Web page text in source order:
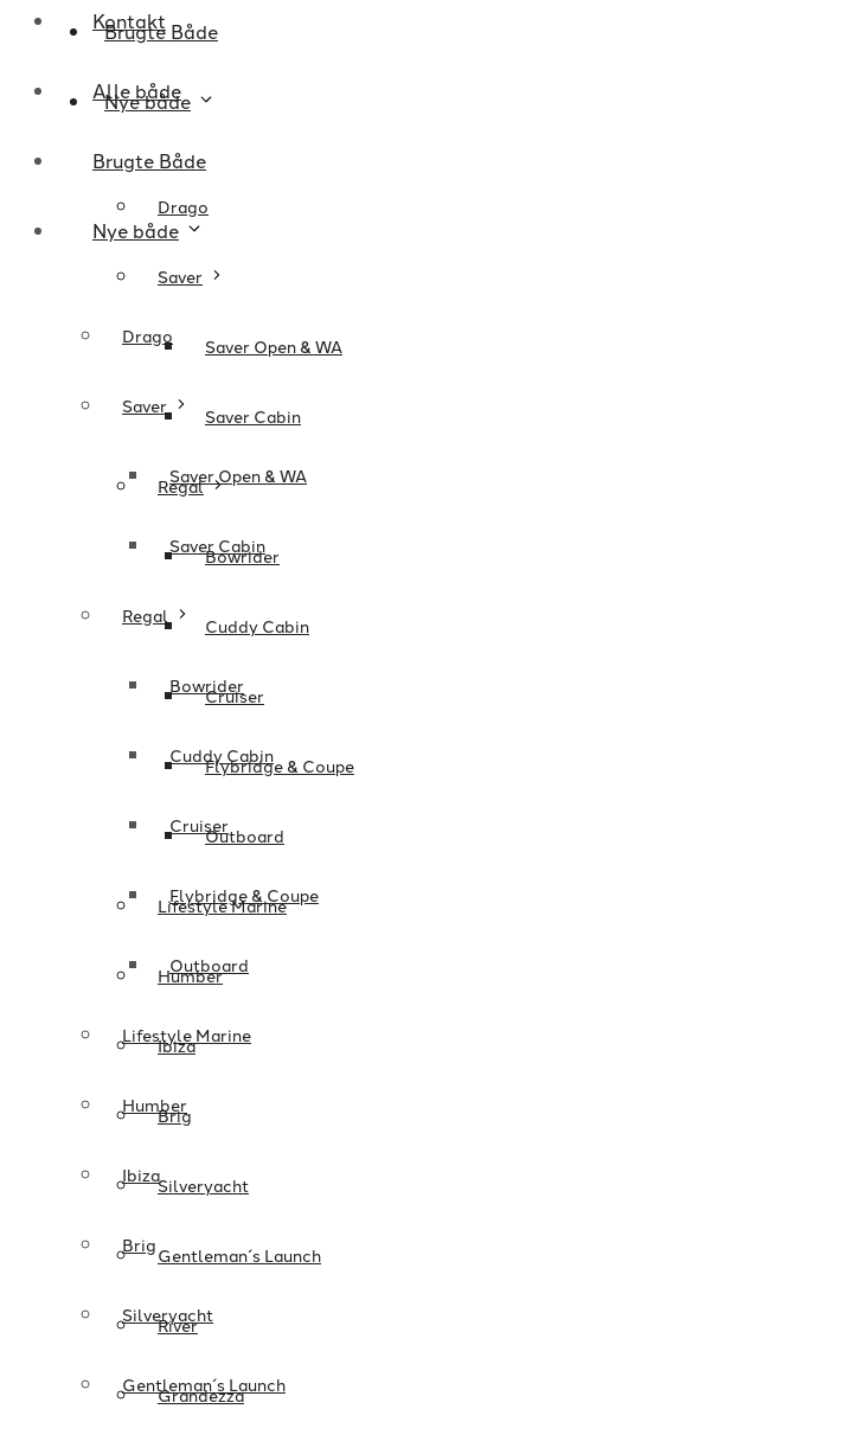
Brugte Både
Nye både
Drago
Saver
Saver Open & WA
Saver Cabin
Regal
Bowrider
Cuddy Cabin
Cruiser
Flybridge & Coupe
Outboard
Lifestyle Marine
Humber
Ibiza
Brig
Silveryacht
Gentleman´s Launch
River
Grandezza
Kontakt
Alle både
Brugte Både
Nye både
Drago
Saver
Saver Open & WA
Saver Cabin
Regal
Bowrider
Cuddy Cabin
Cruiser
Flybridge & Coupe
Outboard
Lifestyle Marine
Humber
Ibiza
Brig
Silveryacht
Gentleman´s Launch